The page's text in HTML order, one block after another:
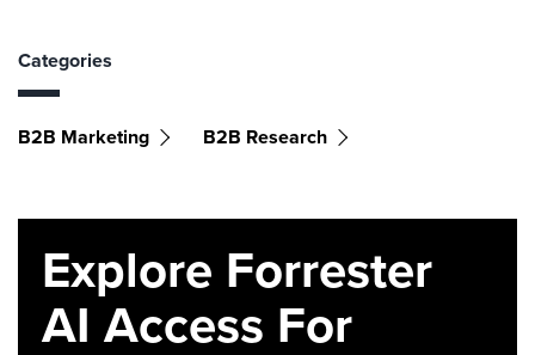
Categories
B2B Marketing B2B Research
Explore Forrester
AI Access For